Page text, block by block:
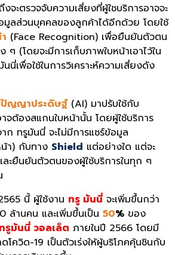
จะตรวจจับความเสี่ยงที่ผู้ใชบริการอาจจะ
ลส่วนบุคคลของลูกค้าได้อีกด้วย โดยใช้
(Face Recognition) เพื่อยืนยันตัวตน
ๆ (โดยจะมีการเก็บภาพใบหน้าเอาไว้ใน
เพื่อใช้ในการวิเคราะห์ความเสี่ยงดัง
ปัญญาประดิษฐ์(AI) มาปรับใช้กับ
ต้องสแกนใบหน้านั้น โดยผู้ใช้บริการ
ก ทรูมันนี่ จะไม่มีการแชร์ข้อมูล
า) กับทาง Shield แต่อย่างใด แต่จะ
ละยืนยันตัวตนของผู้ใช้บริการในทุก ๆ
นี้ ผู้ใช้งาน ทรู มันนี่ จะเพิ่มขึ้นกว่า
ล้านคน และเพิ่มขึ้นเป็น 50% ของ
ทรูมันนี่ วอลเล็ต ภายในปี 2566 โดยมี
โควิด-19 เป็นตัวเร่งให้ผู้บริโภคคุ้นชินกับ